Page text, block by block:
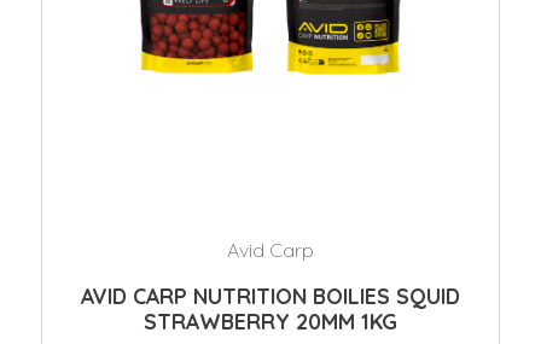
Avid Carp
AVID CARP NUTRITION BOILIES SQUID
STRAWBERRY 20MM 1KG